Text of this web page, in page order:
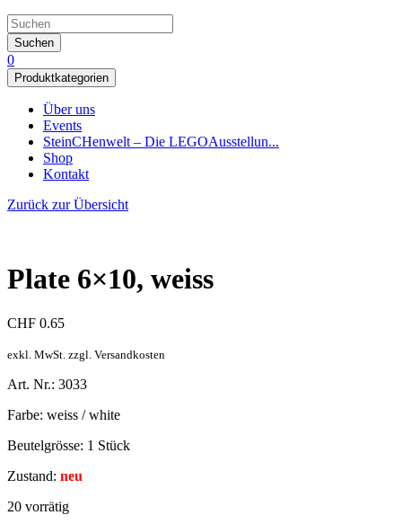
Suchen
0
Produktkategorien
Über uns
Events
SteinCHenwelt – Die LEGOAusstellun...
Shop
Kontakt
Zurück zur Übersicht
Plate 6×10, weiss
CHF 0.65
exkl. MwSt. zzgl. Versandkosten
Art. Nr.: 3033
Farbe: weiss / white
Beutelgrösse: 1 Stück
Zustand: neu
20 vorrätig